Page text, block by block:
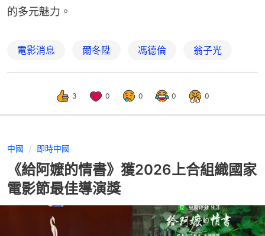
的多元魅力。
電影消息 爾冬陞 馮德倫 翁子光
3 0 0 0 0
中國 即時中國
《給阿嬤的情書》獲2026上合組織國家
電影節最佳導演獎